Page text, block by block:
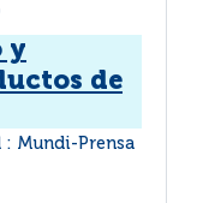
y
de
: Mundi-Prensa